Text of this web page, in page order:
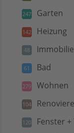
247 Garten
142 Heizung
48
61 Bad
279 Wohnen
104
120 Fenster